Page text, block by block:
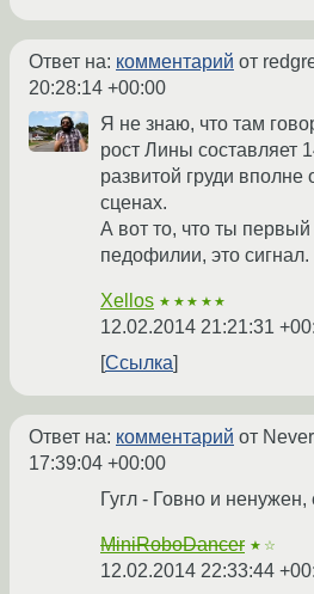
Ответ на: комментарий от
20:28:14 +00:00
Я не знаю, что там
рост Лины составляет
развитой груди вполне
сценах.
А вот то, что ты первый
педофилии, это сигнал.
Xellos ★★★★★
12.02.2014 21:21:31
Ссылка
Ответ на: комментарий от
17:39:04 +00:00
Гугл - Говно и
MiniRoboDancer ★☆
12.02.2014 22:33:44